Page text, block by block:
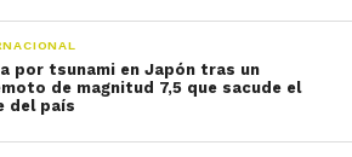
por tsunami en Japón tras un
de magnitud 7,5 que sacude el
del país